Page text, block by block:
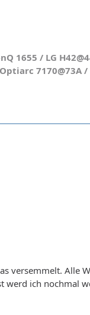
1655 / LG
Optiarc
versemmelt. Alle
werd ich nochmal